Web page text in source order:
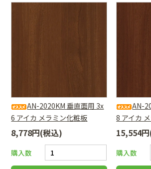
AN-2020KM 垂直面用 3x
6 アイカ メラミン化粧板
8,778円(税込)
購入数
AN-
8 アイカ
15,554
購入数